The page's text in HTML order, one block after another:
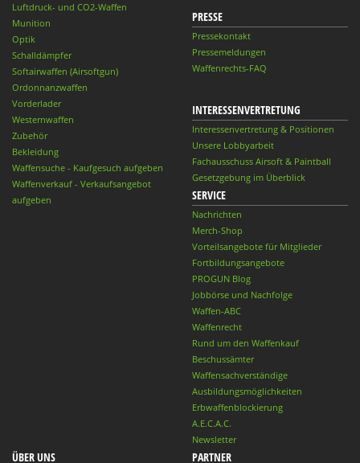
Luftdruck- und CO2-Waffen
Munition
Optik
Schalldämpfer
Softairwaffen (Airsoftgun)
Ordonnanzwaffen
Vorderlader
Westernwaffen
Zubehör
Bekleidung
Waffensuche - Kaufgesuch aufgeben
Waffenverkauf - Verkaufsangebot
aufgeben
PRESSE
Pressekontakt
Pressemeldungen
Waffenrechts-FAQ
INTERESSENVERTRETUNG
Interessenvertretung & Positionen
Unsere Lobbyarbeit
Fachausschuss Airsoft & Paintball
Gesetzgebung im Überblick
SERVICE
Nachrichten
Merch-Shop
Vorteilsangebote für Mitglieder
Fortbildungsangebote
PROGUN Blog
Jobbörse und Nachfolge
Waffen-ABC
Waffenrecht
Rund um den Waffenkauf
Beschussämter
Waffensachverständige
Ausbildungsmöglichkeiten
Erbwaffenblockierung
A.E.C.A.C.
Newsletter
ÜBER UNS PARTNER